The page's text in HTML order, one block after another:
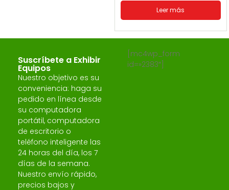
Leer más
Suscríbete a Exhibir
Equipos
Nuestro objetivo es su
conveniencia: haga su
pedido en línea desde
su computadora
portátil, computadora
de escritorio o
teléfono inteligente las
24 horas del día, los 7
días de la semana.
Nuestro envío rápido,
precios bajos y
[mc4wp_form
id=»2383″]